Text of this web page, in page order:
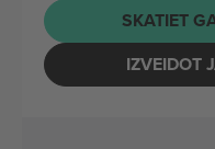
SKATIET
IZVEIDOT